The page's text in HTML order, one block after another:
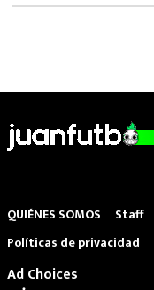
QUIÉNES SOMOS Staff
Políticas de privacidad
Ad Choices